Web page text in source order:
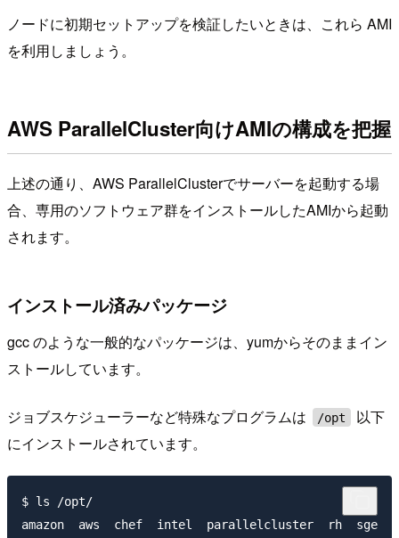
ノードに初期セットアップを検証したいときは、これら AMI
を利用しましょう。
AWS ParallelCluster向けAMIの構成を把握
上述の通り、AWS ParallelClusterでサーバーを起動する場
合、専用のソフトウェア群をインストールしたAMIから起動
されます。
インストール済みパッケージ
gcc のような一般的なパッケージは、yumからそのままイン
ストールしています。
ジョブスケジューラーなど特殊なプログラムは /opt
以下
にインストールされています。
$ ls /opt/